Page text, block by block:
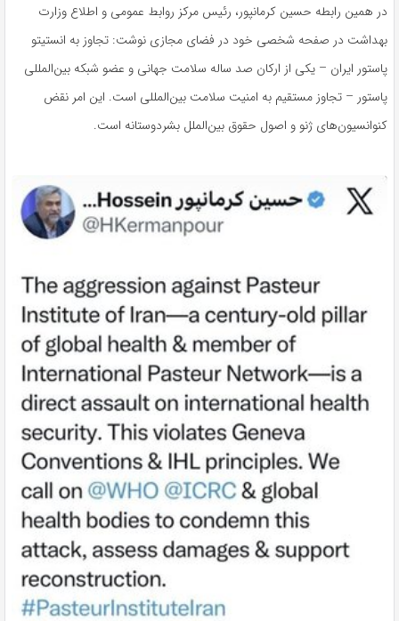
در همین رابطه حسین کرمانپور، رئیس مرکز روابط عمومی و اطلاع وزارت
بهداشت در صفحه شخصی خود در فضای مجازی نوشت: تجاوز به انستیتو
پاستور ایران – یکی از ارکان صد ساله سلامت جهانی و عضو شبکه بین‌المللی
پاستور – تجاوز مستقیم به امنیت سلامت بین‌المللی است. این امر نقض
کنوانسیون‌های ژنو و اصول حقوق بین‌الملل بشردوستانه است.